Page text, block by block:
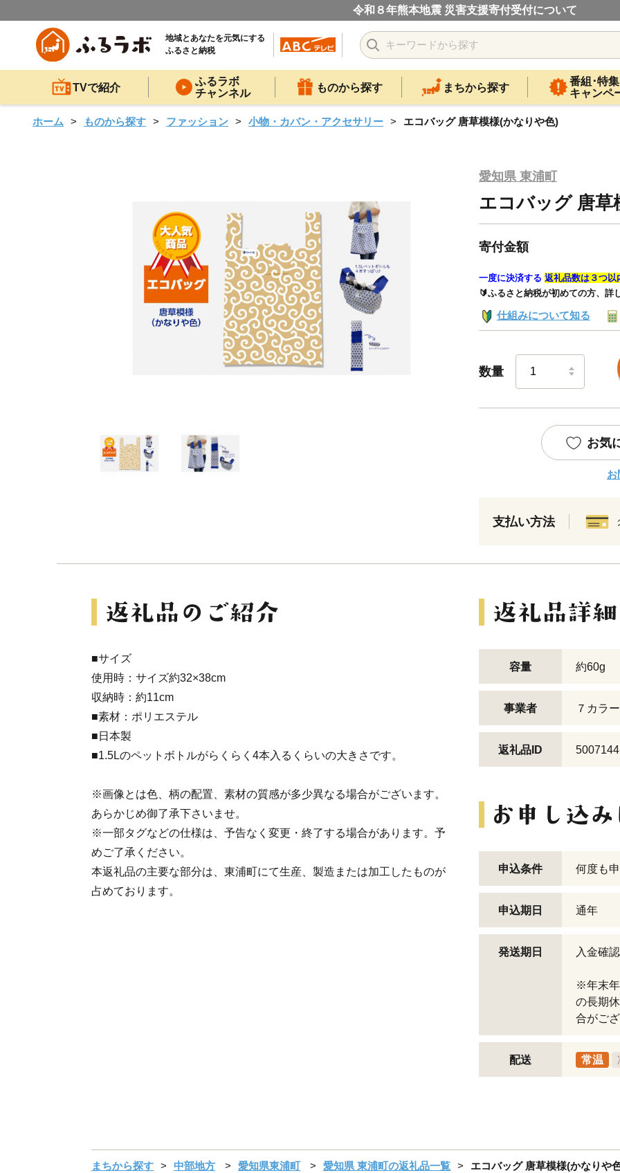
令和８年熊本地震 災害支援寄付受付について
地域とあなたを元気にする
ふるさと納税
TVで紹介
ふるラボ
チャンネル
ものから探す まちから探す
番組･特集
キャンペ
ホーム ものから探す ファッション 小物・カバン・アクセサリー エコバッグ 唐草模様(かなりや色)
愛知県 東浦町
エコバッグ 唐
寄付金額
一度に決済する 返礼品数は３つ以
🔰ふるさと納税が初めての方、詳
仕組みについて知る
数量
お気
お
支払い方法
■サイズ
使用時：サイズ約32×38cm
収納時：約11cm
■素材：ポリエステル
■日本製
■1.5Lのペットボトルがらくらく4本入るくらいの大きさです。
※画像とは色、柄の配置、素材の質感が多少異なる場合がございます。
あらかじめ御了承下さいませ。
※一部タグなどの仕様は、予告なく変更・終了する場合があります。予
めご了承ください。
本返礼品の主要な部分は、東浦町にて生産、製造または加工したものが
占めております。
容量 約60g
事業者 ７カラ
返礼品ID 5007144
申込条件 何度も
申込期日 通年
発送期日 入金確
※年末年
の長期
合がご
配送 常温
まちから探す 中部地方 愛知県東浦町 愛知県 東浦町の返礼品一覧 エコバッグ 唐草模様(かなりや